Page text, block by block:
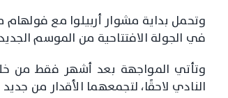
وتحمل بداية مشوار أربيلوا مع
في الجولة الافتتاحية من الموسم الجديد
وتأتي المواجهة بعد أشهر فقط من
النادي لاحقًا، لتجمعهما الأقدار من